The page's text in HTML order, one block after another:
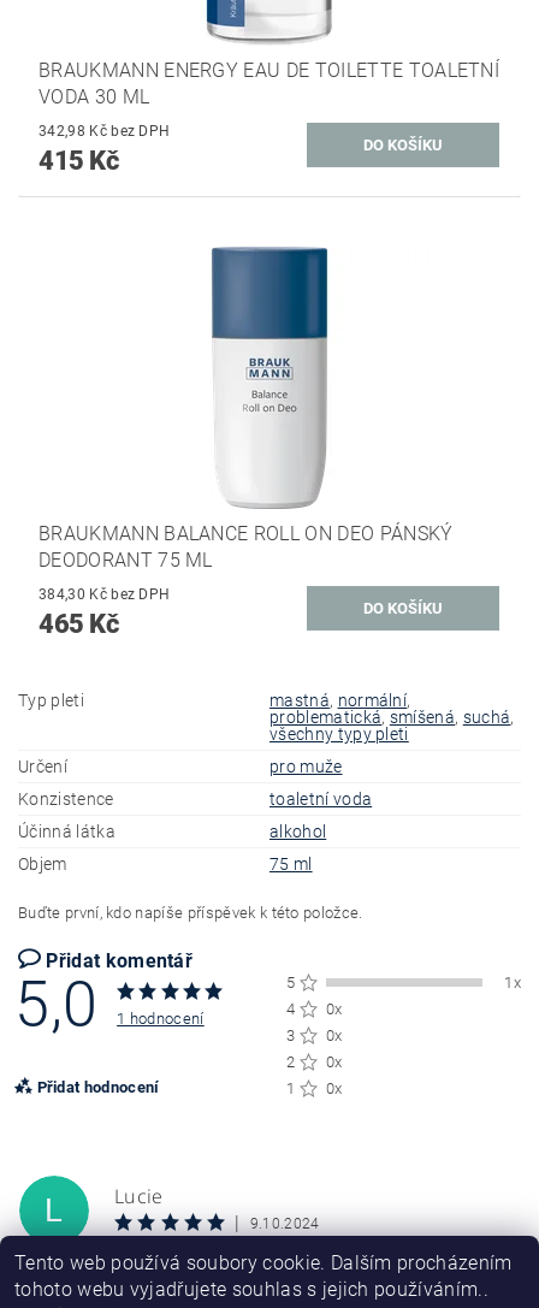
BRAUKMANN ENERGY EAU DE TOILETTE TOALETNÍ
VODA 30 ML
342,98 Kč bez DPH
415 Kč
BRAUKMANN BALANCE ROLL ON DEO PÁNSKÝ
DEODORANT 75 ML
384,30 Kč bez DPH
465 Kč
Typ pleti mastná, normální,
problematická, smíšená, suchá,
všechny typy pleti
Určení
pro muže
Konzistence
toaletní voda
Účinná látka
alkohol
Objem
75 ml
Buďte první, kdo napíše příspěvek k této položce.
Přidat komentář
5,0 1 hodnocení
Přidat hodnocení
5
1x
4
0x
3
0x
2
0x
1
0x
L Lucie
| 9.10.2024
Skvělé
Tento web používá soubory cookie. Dalším procházením
tohoto webu vyjadřujete souhlas s jejich používáním..